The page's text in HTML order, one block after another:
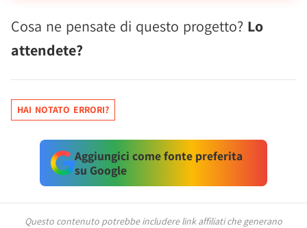
Cosa ne pensate di questo progetto? Lo
attendete?
HAI NOTATO ERRORI?
Aggiungici come fonte preferita
su Google
Questo contenuto potrebbe includere link affiliati che generano